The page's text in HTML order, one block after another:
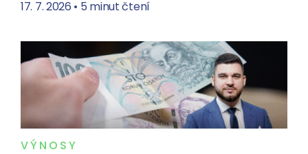
17. 7. 2026 • 5 minut čtení
VÝNOSY